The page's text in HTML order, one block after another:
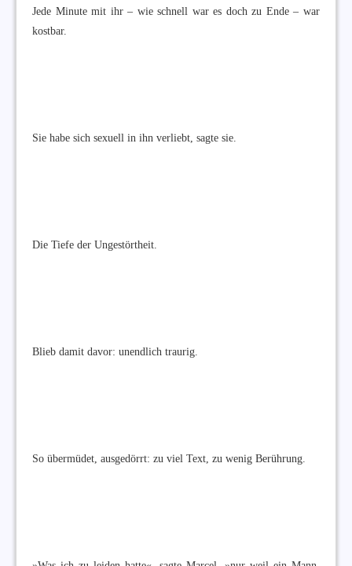
Jede Minute mit ihr – wie schnell war es doch zu Ende – war
kostbar.
Sie habe sich sexuell in ihn verliebt, sagte sie.
Die Tiefe der Ungestörtheit.
Blieb damit davor: unendlich traurig.
So übermüdet, ausgedörrt: zu viel Text, zu wenig Berührung.